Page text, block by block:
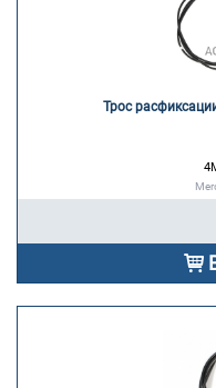
Трос